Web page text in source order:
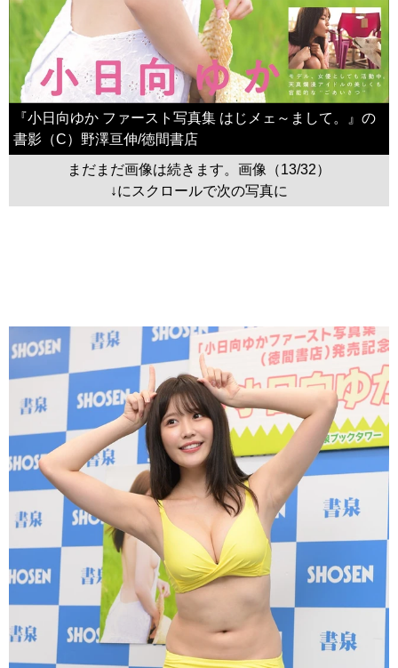
『小日向ゆか ファースト写真集 はじメェ～まして。』の
書影（C）野澤亘伸/徳間書店
まだまだ画像は続きます。画像（13/32）
↓にスクロールで次の写真に